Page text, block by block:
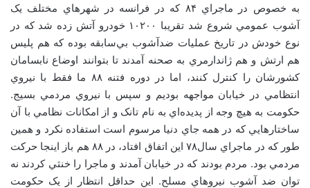
به خصوص در ماجراي ۸۴ که در فرانسه در شهرهاي مختلف يک
آشوب عمومي شروع شد تقريبا ۱۰۲۰۰ خودرو آتش زده شد که در
نوع خودش در تاريخ عمليات ضدآشوب بي‌سابقه بوده که هم پليس
هم ارتش و هم ژاندارمري به صحنه آمدند تا بتوانند اوضاع نابسامان
کشورشان را کنترل کنند، اما در دوره فتنه ۸۸ ما فقط با نيروي
انتظامي در خيابان مواجهه بوديم و سپس با نيروي مردمي بسيج.
حکومت به هيچ وجه از پديده‌اي به نام تانک و از امکانات نظامي با آن
ساختارهايي که در همه جاي دنيا مرسوم است استفاده نکرد و همين
طور که در ماجراي سال۷۸ اين اتفاق افتاد، در ۸۸ هم باز اينجا حرکت
مردمي بود. مردم بودند که در خيابان آمدند و ماجرا را خنثي کردند نه
توان ضد آشوب نيروهاي مسلح. اين حداقل انتظار از يک حکومت